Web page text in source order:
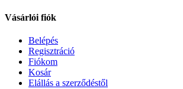
Vásárlói fiók
Belépés
Regisztráció
Fiókom
Kosár
Elállás a szerződéstől